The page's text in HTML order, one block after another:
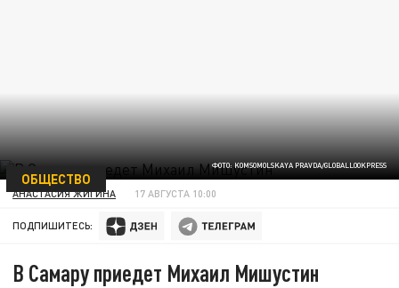
ФОТО: KOMSOMOLSKAYA PRAVDA/GLOBALLOOKPRESS
ОБЩЕСТВО
АНАСТАСИЯ ЖИГИНА 17 АВГУСТА 10:00
ПОДПИШИТЕСЬ:
В Самару приедет Михаил Мишустин